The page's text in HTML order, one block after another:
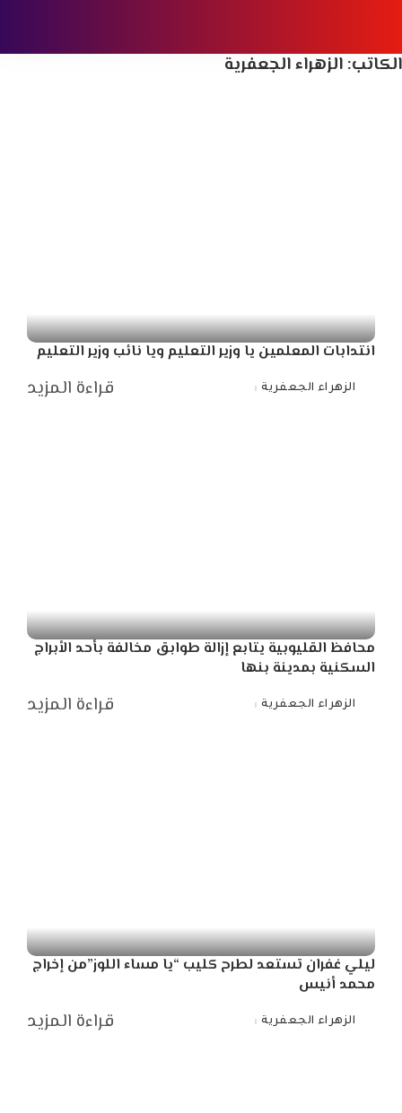
الكاتب: الزهراء الجعفرية
انتدابات المعلمين يا وزير التعليم ويا نائب وزير التعليم
Postedالزهراء الجعفرية قراءة المزيد
محافظ القليوبية يتابع إزالة طوابق مخالفة بأحد الأبراج
السكنية بمدينة بنها
Postedالزهراء الجعفرية قراءة المزيد
ليلي غفران تستعد لطرح كليب “يا مساء اللوز”من إخراج
محمد أنيس
Postedالزهراء الجعفرية قراءة المزيد